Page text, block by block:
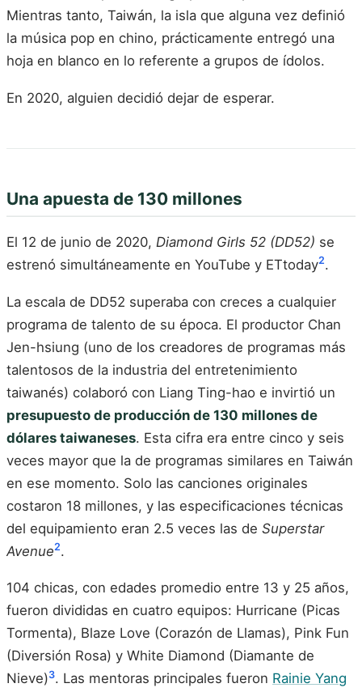
Mientras tanto, Taiwán, la isla que alguna vez definió
la música pop en chino, prácticamente entregó una
hoja en blanco en lo referente a grupos de ídolos.
En 2020, alguien decidió dejar de esperar.
Una apuesta de 130 millones
El 12 de junio de 2020, Diamond Girls 52 (DD52) se
estrenó simultáneamente en YouTube y ETtoday2.
La escala de DD52 superaba con creces a cualquier
programa de talento de su época. El productor Chan
Jen-hsiung (uno de los creadores de programas más
talentosos de la industria del entretenimiento
taiwanés) colaboró con Liang Ting-hao e invirtió un
presupuesto de producción de 130 millones de
dólares taiwaneses. Esta cifra era entre cinco y seis
veces mayor que la de programas similares en Taiwán
en ese momento. Solo las canciones originales
costaron 18 millones, y las especificaciones técnicas
del equipamiento eran 2.5 veces las de Superstar
Avenue2.
104 chicas, con edades promedio entre 13 y 25 años,
fueron divididas en cuatro equipos: Hurricane (Picas
Tormenta), Blaze Love (Corazón de Llamas), Pink Fun
(Diversión Rosa) y White Diamond (Diamante de
Nieve)3. Las mentoras principales fueron Rainie Yang